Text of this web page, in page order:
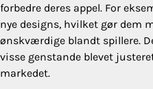
forbedre deres appel. For
nye designs, hvilket gør dem
ønskværdige blandt spillere.
visse genstande blevet
markedet.